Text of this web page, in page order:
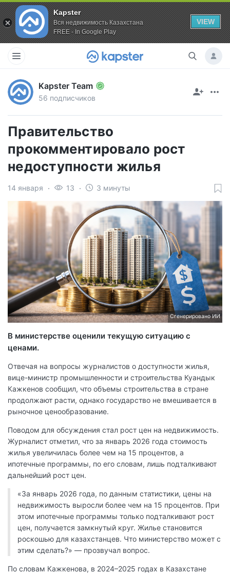
Kapster
Вся недвижимость Казахстана
FREE - In Google Play
VIEW
Kapster Team
56 подписчиков
Правительство
прокомментировало рост
недоступности жилья
14 января 13 3 минуты
Сгенерировано ИИ
В министерстве оценили текущую ситуацию с
ценами.
Отвечая на вопросы журналистов о доступности жилья,
вице-министр промышленности и строительства Куандык
Кажкенов сообщил, что объемы строительства в стране
продолжают расти, однако государство не вмешивается в
рыночное ценообразование.
Поводом для обсуждения стал рост цен на недвижимость.
Журналист отметил, что за январь 2026 года стоимость
жилья увеличилась более чем на 15 процентов, а
ипотечные программы, по его словам, лишь подталкивают
дальнейший рост цен.
«За январь 2026 года, по данным статистики, цены на
недвижимость выросли более чем на 15 процентов. При
этом ипотечные программы только подталкивают рост
цен, получается замкнутый круг. Жилье становится
роскошью для казахстанцев. Что министерство может с
этим сделать?» — прозвучал вопрос.
По словам Кажкенова, в 2024–2025 годах в Казахстане